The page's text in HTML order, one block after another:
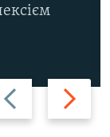
Вперед